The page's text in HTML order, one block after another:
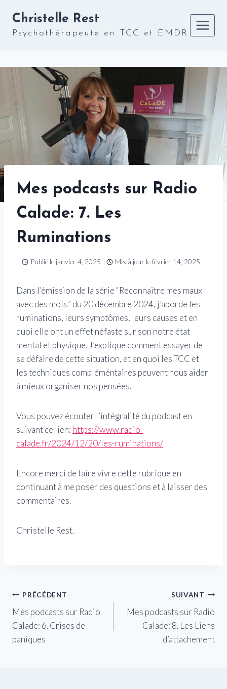
contenu
Christelle Rest
Psychothérapeute en TCC et EMDR
Mes podcasts sur Radio
Calade: 7. Les
Ruminations
Publié le janvier 4, 2025 Mis à jour le février 14, 2025
Dans l’émission de la série “Reconnaitre mes maux
avec des mots” du 20 décembre 2024, j’aborde les
ruminations, leurs symptômes, leurs causes et en
quoi elle ont un effet néfaste sur son notre état
mental et physique. J’explique comment essayer de
se défaire de cette situation, et en quoi les TCC et
les techniques compléméntaires peuvent nous aider
à mieux organiser nos pensées.
Vous pouvez écouter l’intégralité du podcast en
suivant ce lien: https://www.radio-
calade.fr/2024/12/20/les-ruminations/
Encore merci de faire vivre cette rubrique en
continuant à me poser des questions et à laisser des
commentaires.
Christelle Rest.
Navigation
de
l’article
PRÉCÉDENT
Mes podcasts sur Radio
Calade: 6. Crises de
paniques
SUIVANT
Mes podcasts sur Radio
Calade: 8. Les Liens
d’attachement